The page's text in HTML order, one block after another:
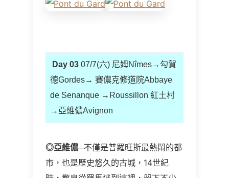
Day 03 07/7(六) 尼姆Nîmes→勾賀
德Gordes→ 賽儂克修道院Abbaye
de Senanque →Roussillon 紅土村
→亞維儂Avignon
◎亞維儂─不僅是普羅旺斯最熱鬧的都
市，也是歷史悠久的古城，14世紀